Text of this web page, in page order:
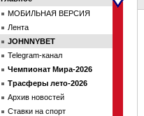
МОБИЛЬНАЯ ВЕРСИЯ
Лента
JOHNNYBET
Telegram-канал
Чемпионат Мира-2026
Трасферы лето-2026
Архив новостей
Ставки на спорт